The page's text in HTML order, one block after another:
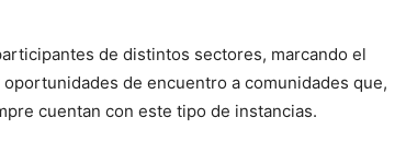
de distintos sectores, marcando el
de encuentro a comunidades que,
cuentan con este tipo de instancias.